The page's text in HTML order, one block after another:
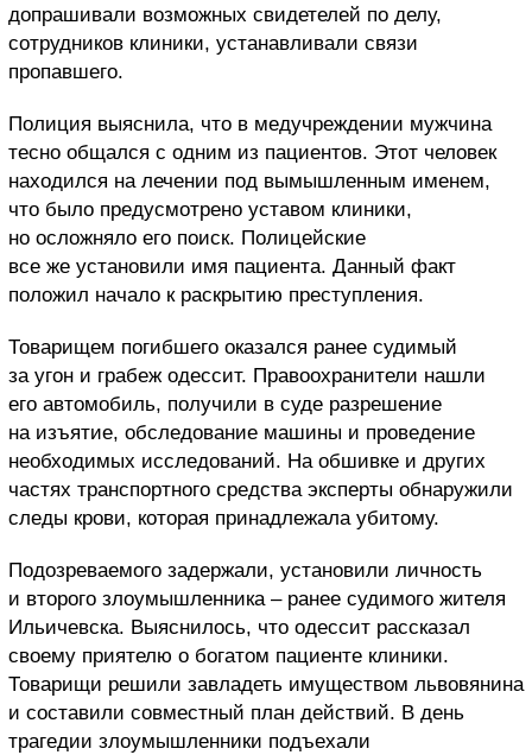
допрашивали возможных свидетелей по делу,
сотрудников клиники, устанавливали связи
пропавшего.
Полиция выяснила, что в медучреждении мужчина
тесно общался с одним из пациентов. Этот человек
находился на лечении под вымышленным именем,
что было предусмотрено уставом клиники,
но осложняло его поиск. Полицейские
все же установили имя пациента. Данный факт
положил начало к раскрытию преступления.
Товарищем погибшего оказался ранее судимый
за угон и грабеж одессит. Правоохранители нашли
его автомобиль, получили в суде разрешение
на изъятие, обследование машины и проведение
необходимых исследований. На обшивке и других
частях транспортного средства эксперты обнаружили
следы крови, которая принадлежала убитому.
Подозреваемого задержали, установили личность
и второго злоумышленника – ранее судимого жителя
Ильичевска. Выяснилось, что одессит рассказал
своему приятелю о богатом пациенте клиники.
Товарищи решили завладеть имуществом львовянина
и составили совместный план действий. В день
трагедии злоумышленники подъехали